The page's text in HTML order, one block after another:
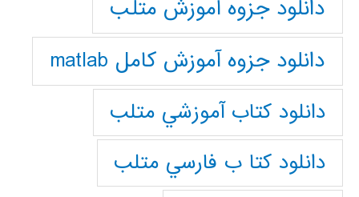
دانلود جزوه آموزش متلب
دانلود جزوه آموزش کامل matlab
دانلود كتاب آموزشي متلب
دانلود كتا ب فارسي متلب